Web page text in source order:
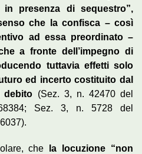
in presenza di sequestro”,
che la confisca – così
ad essa preordinato –
a fronte dell’impegno di
tuttavia effetti solo
ed incerto costituito dal
debito (Sez. 3, n. 42470 del
Sez. 3, n. 5728 del
che
la locuzione “non